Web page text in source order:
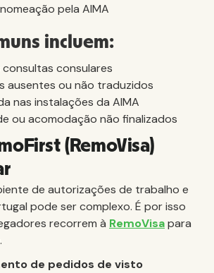
pela AIMA
incluem:
consulares
ausentes ou não traduzidos
nas instalações da AIMA
ou acomodação não finalizados
(RemoVisa)
de autorizações de trabalho e
pode ser complexo. É por isso
recorrem à RemoVisapara
de pedidos de visto